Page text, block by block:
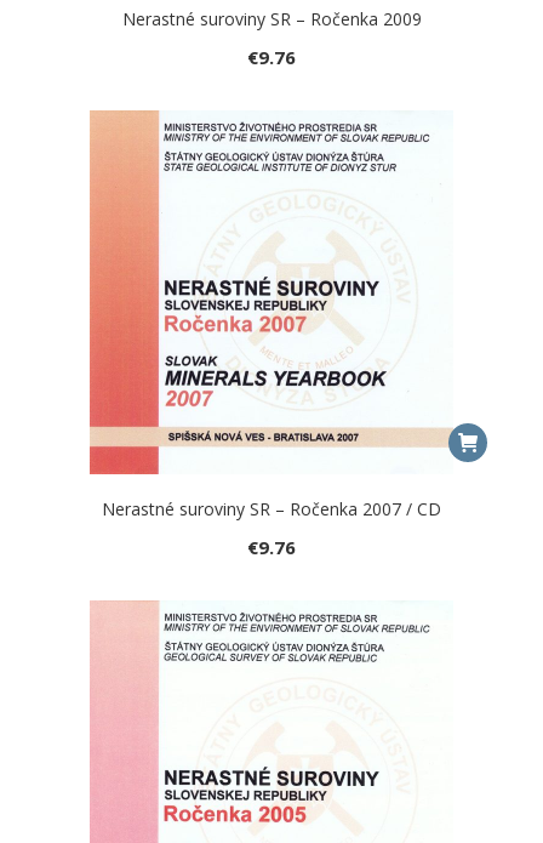
Nerastné suroviny SR – Ročenka 2009
€9.76
Nerastné suroviny SR – Ročenka 2007 / CD
€9.76